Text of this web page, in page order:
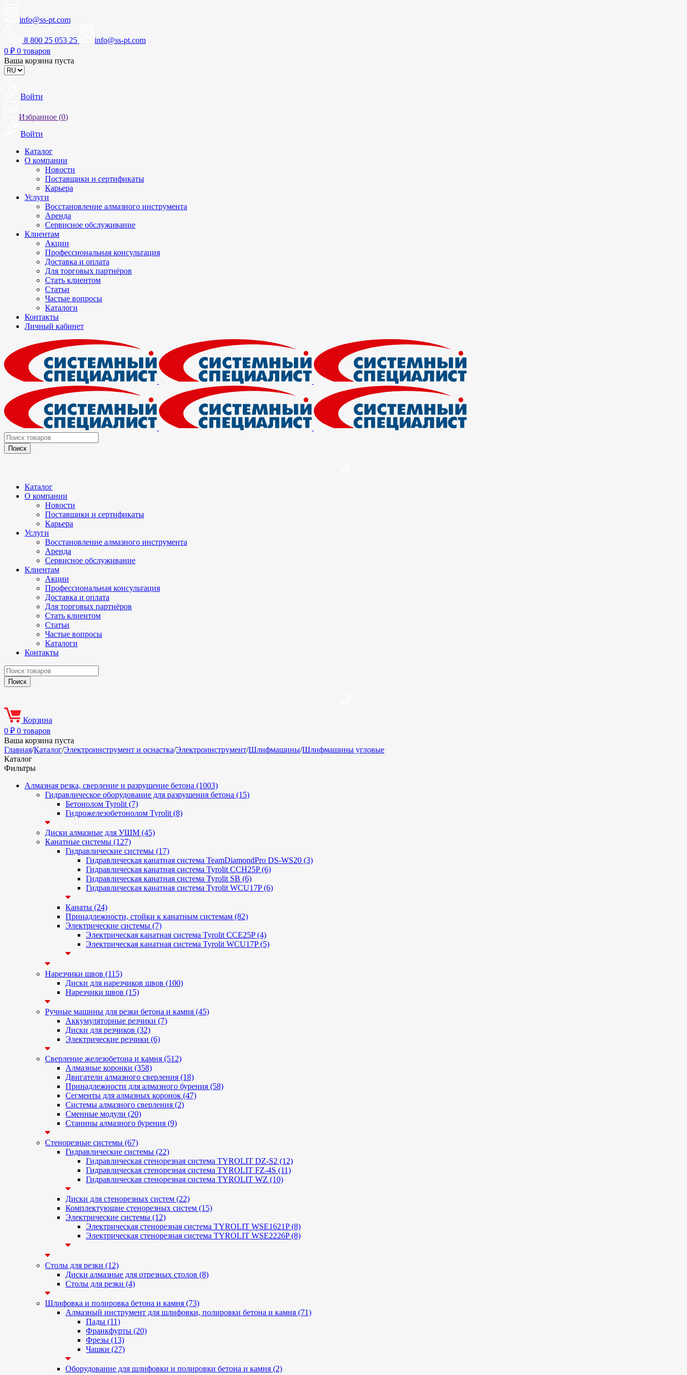
info@ss-pt.com
8 800 25 053 25
info@ss-pt.com
0 ₽ 0 товаров
Ваша корзина пуста
Войти
Избранное (0)
Войти
Каталог
О компании
Новости
Поставщики и сертификаты
Карьера
Услуги
Восстановление алмазного инструмента
Аренда
Сервисное обслуживание
Клиентам
Акции
Профессиональная консультация
Доставка и оплата
Для торговых партнёров
Стать клиентом
Статьи
Частые вопросы
Каталоги
Контакты
Личный кабинет
Каталог
О компании
Новости
Поставщики и сертификаты
Карьера
Услуги
Восстановление алмазного инструмента
Аренда
Сервисное обслуживание
Клиентам
Акции
Профессиональная консультация
Доставка и оплата
Для торговых партнёров
Стать клиентом
Статьи
Частые вопросы
Каталоги
Контакты
Корзина
0 ₽ 0 товаров
Ваша корзина пуста
Главная/Каталог/Электроинструмент и оснастка/Электроинструмент/Шлифмашины/Шлифмашины угловые
Каталог
Фильтры
Алмазная резка, сверление и разрушение бетона (1003)
Гидравлическое оборудование для разрушения бетона (15)
Бетонолом Tyrolit (7)
Гидрожелезобетонолом Tyrolit (8)
Диски алмазные для УШМ (45)
Канатные системы (127)
Гидравлические системы (17)
Гидравлическая канатная система TeamDiamondPro DS-WS20 (3)
Гидравлическая канатная система Tyrolit CCH25P (6)
Гидравлическая канатная система Tyrolit SB (6)
Гидравлическая канатная система Tyrolit WCU17P (6)
Канаты (24)
Принадлежности, стойки к канатным системам (82)
Электрические системы (7)
Электрическая канатная система Tyrolit CCE25P (4)
Электрическая канатная система Tyrolit WCU17P (5)
Нарезчики швов (115)
Диски для нарезчиков швов (100)
Нарезчики швов (15)
Ручные машины для резки бетона и камня (45)
Аккумуляторные резчики (7)
Диски для резчиков (32)
Электрические резчики (6)
Сверление железобетона и камня (512)
Алмазные коронки (358)
Двигатели алмазного сверления (18)
Принадлежности для алмазного бурения (58)
Сегменты для алмазных коронок (47)
Системы алмазного сверления (2)
Сменные модули (20)
Станины алмазного бурения (9)
Стенорезные системы (67)
Гидравлические системы (22)
Гидравлическая стенорезная система TYROLIT DZ-S2 (12)
Гидравлическая стенорезная система TYROLIT FZ-4S (11)
Гидравлическая стенорезная система TYROLIT WZ (10)
Диски для стенорезных систем (22)
Комплектующие стенорезных систем (15)
Электрические системы (12)
Электрическая стенорезная система TYROLIT WSE1621P (8)
Электрическая стенорезная система TYROLIT WSE2226P (8)
Столы для резки (12)
Диски алмазные для отрезных столов (8)
Столы для резки (4)
Шлифовка и полировка бетона и камня (73)
Алмазный инструмент для шлифовки, полировки бетона и камня (71)
Пады (11)
Франкфурты (20)
Фрезы (13)
Чашки (27)
Оборудование для шлифовки и полировки бетона и камня (2)